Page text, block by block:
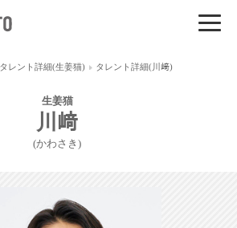
タレント詳細(生姜猫) タレント詳細(川﨑)
生姜猫
川﨑
(かわさき)